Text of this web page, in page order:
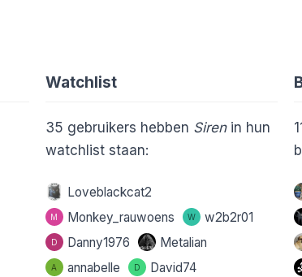
Watchlist
35 gebruikers hebben Sirenin hun
watchlist staan:
Loveblackcat2
M Monkey_rauwoens W w2b2r01
D Danny1976 Metalian
A annabelle D David74
11